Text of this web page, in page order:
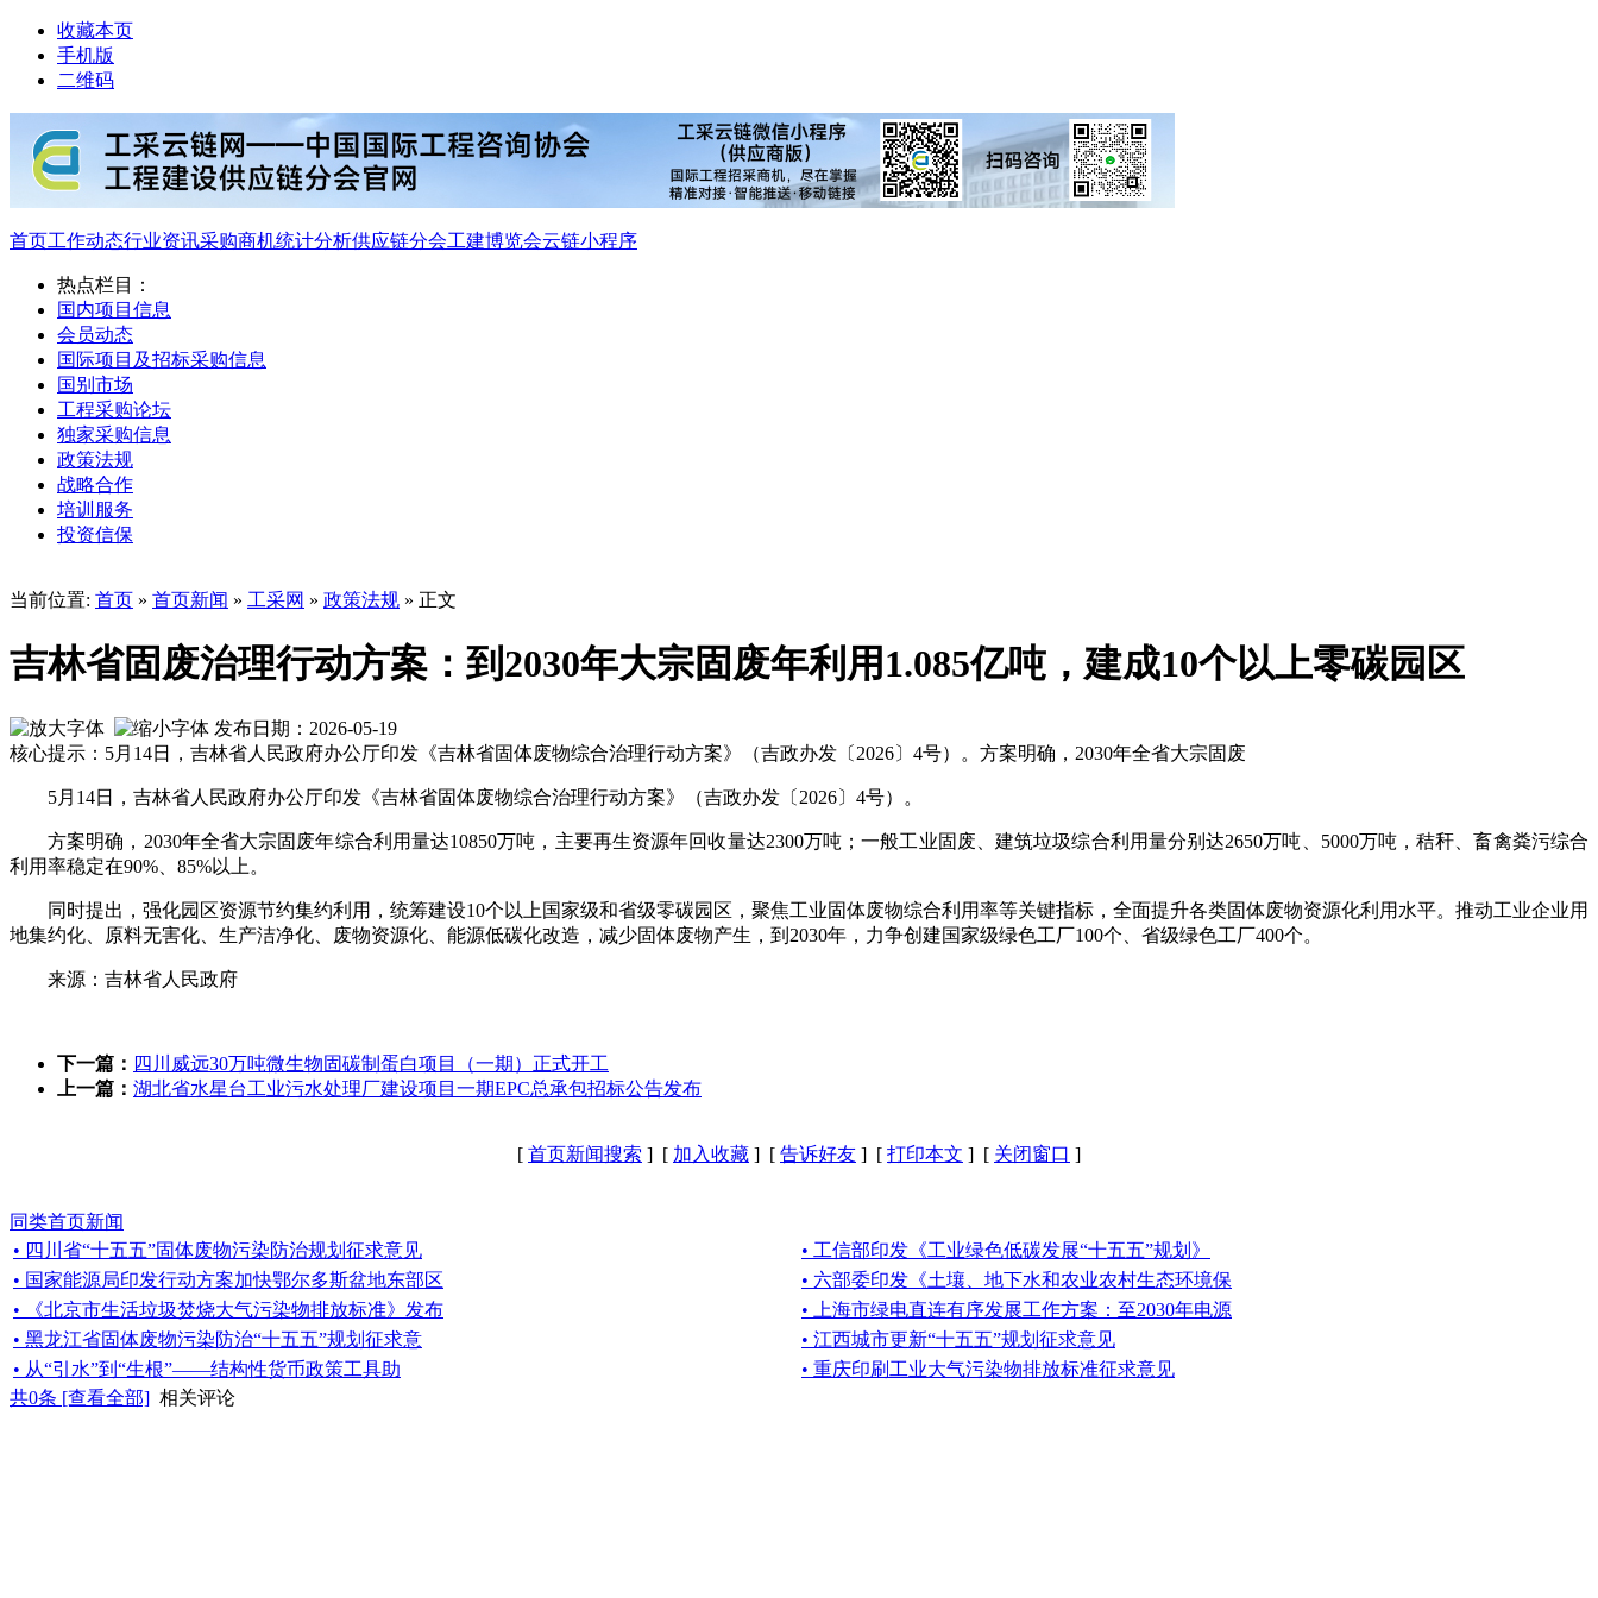
收藏本页
手机版
二维码
首页工作动态行业资讯采购商机统计分析供应链分会工建博览会云链小程序
热点栏目：
国内项目信息
会员动态
国际项目及招标采购信息
国别市场
工程采购论坛
独家采购信息
政策法规
战略合作
培训服务
投资信保
当前位置: 首页 » 首页新闻 » 工采网 » 政策法规 » 正文
吉林省固废治理行动方案：到2030年大宗固废年利用1.085亿吨，建成10个以上零碳园区
发布日期：2026-05-19
核心提示：5月14日，吉林省人民政府办公厅印发《吉林省固体废物综合治理行动方案》（吉政办发〔2026〕4号）。方案明确，2030年全省大宗固废
5月14日，吉林省人民政府办公厅印发《吉林省固体废物综合治理行动方案》（吉政办发〔2026〕4号）。
方案明确，2030年全省大宗固废年综合利用量达10850万吨，主要再生资源年回收量达2300万吨；一般工业固废、建筑垃圾综合利用量分别达2650万吨、5000万吨，秸秆、畜禽粪污综合
利用率稳定在90%、85%以上。
同时提出，强化园区资源节约集约利用，统筹建设10个以上国家级和省级零碳园区，聚焦工业固体废物综合利用率等关键指标，全面提升各类固体废物资源化利用水平。推动工业企业用
地集约化、原料无害化、生产洁净化、废物资源化、能源低碳化改造，减少固体废物产生，到2030年，力争创建国家级绿色工厂100个、省级绿色工厂400个。
来源：吉林省人民政府
下一篇： 四川威远30万吨微生物固碳制蛋白项目（一期）正式开工
上一篇： 湖北省水星台工业污水处理厂建设项目一期EPC总承包招标公告发布
[ 首页新闻搜索 ] [ 加入收藏 ] [ 告诉好友 ] [ 打印本文 ] [ 关闭窗口 ]
同类首页新闻
• 四川省“十五五”固体废物污染防治规划征求意见
• 工信部印发《工业绿色低碳发展“十五五”规划》
• 国家能源局印发行动方案加快鄂尔多斯盆地东部区
• 六部委印发《土壤、地下水和农业农村生态环境保
• 《北京市生活垃圾焚烧大气污染物排放标准》发布
• 上海市绿电直连有序发展工作方案：至2030年电源
• 黑龙江省固体废物污染防治“十五五”规划征求意
• 江西城市更新“十五五”规划征求意见
• 从“引水”到“生根”——结构性货币政策工具助
• 重庆印刷工业大气污染物排放标准征求意见
共0条 [查看全部] 相关评论